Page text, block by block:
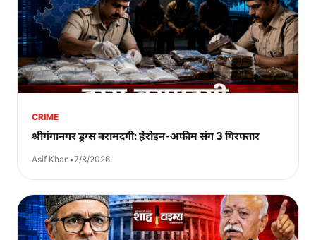
CRIME
श्रीगंगानगर ड्रग्स बरामदगी: हेरोइन-अफीम संग 3 गिरफ्तार
Asif Khan•7/8/2026